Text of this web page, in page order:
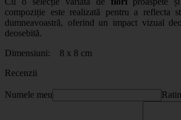
compoziție este realizată pentru a reflecta
dumneavoastră, oferind un impact vizual
deosebită.
Dimensiuni: 8 x 8 cm
Recenzii
Numele meu